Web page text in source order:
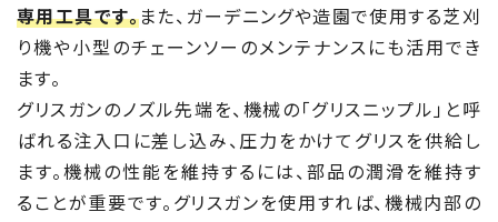
専用工具です。また、ガーデニングや造園で使用する芝刈
り機や小型のチェーンソーのメンテナンスにも活用でき
ます。
グリスガンのノズル先端を、機械の「グリスニップル」と呼
ばれる注入口に差し込み、圧力をかけてグリスを供給し
ます。機械の性能を維持するには、部品の潤滑を維持す
ることが重要です。グリスガンを使用すれば、機械内部の